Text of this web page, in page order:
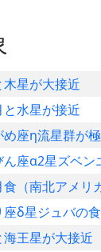
木星が大接近
と水星が接近
め座η流星群が
ん座α2星ズベン
食（南北アメリ
座δ星ジュバの食
海王星が大接近